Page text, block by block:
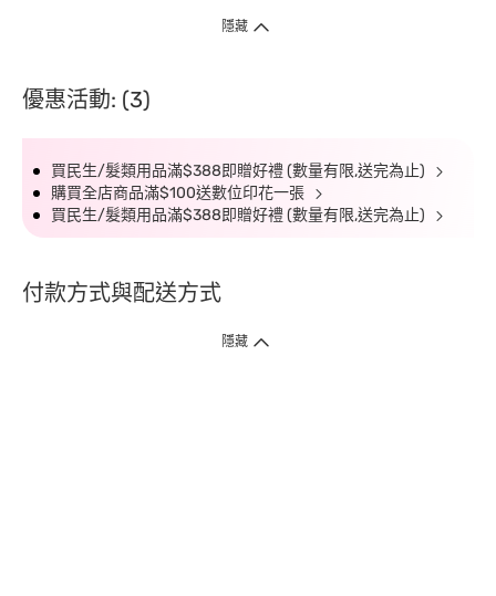
隱藏
優惠活動: (3)
買民生/髮類用品滿$388即贈好禮 (數量有限,送完為止)
購買全店商品滿$100送數位印花一張
買民生/髮類用品滿$388即贈好禮 (數量有限,送完為止)
付款方式與配送方式
隱藏